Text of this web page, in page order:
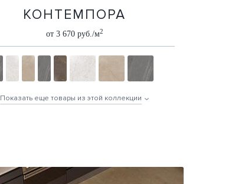
КОНТЕМПОРА
от 3 670 руб./м2
Показать еще товары из этой коллекции